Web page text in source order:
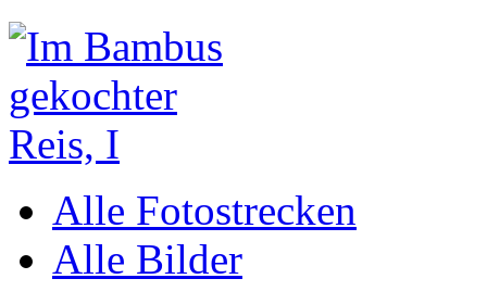
Alle Fotostrecken
Alle Bilder